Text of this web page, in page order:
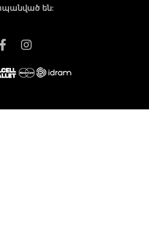
են: